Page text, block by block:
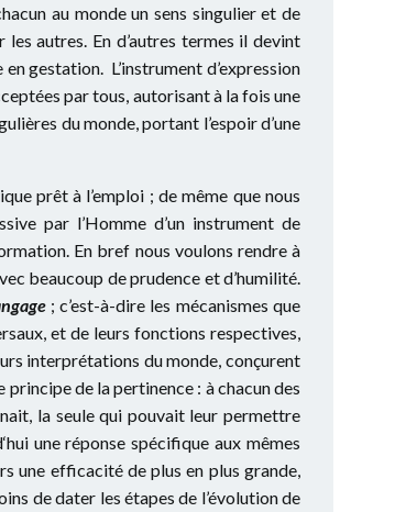
au monde un sens singulier et de
autres. En d’autres termes il devint
gestation. L’instrument d’expression
par tous, autorisant à la fois une
du monde, portant l’espoir d’une
prêt à l’emploi ; de même que nous
par l’Homme d’un instrument de
En bref nous voulons rendre à
beaucoup de prudence et d’humilité.
; c’est-à-dire les mécanismes que
et de leurs fonctions respectives,
interprétations du monde, conçurent
de la pertinence : à chacun des
la seule qui pouvait leur permettre
une réponse spécifique aux mêmes
une efficacité de plus en plus grande,
de dater les étapes de l’évolution de